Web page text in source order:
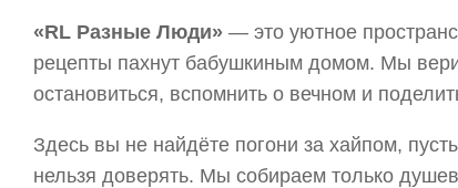
«RL Разные Люди» — это уютное
рецепты пахнут бабушкиным домом. Мы
остановиться, вспомнить о вечном и
Здесь вы не найдёте погони за хайпом,
нельзя доверять. Мы собираем только